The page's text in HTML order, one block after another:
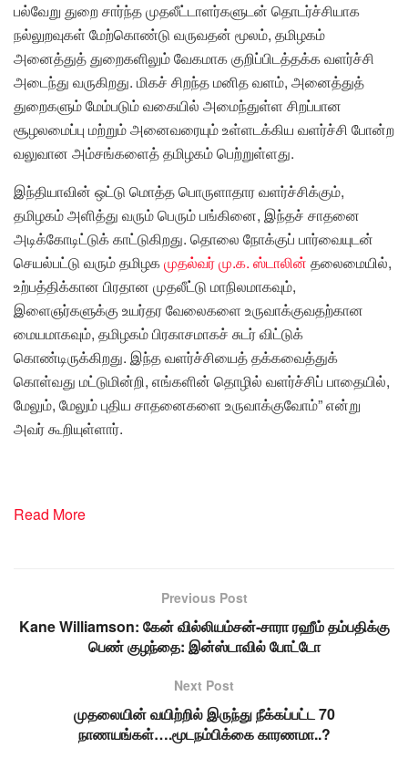
பல்வேறு துறை சார்ந்த முதலீட்டாளர்களுடன் தொடர்ச்சியாக
நல்லுறவுகள் மேற்கொண்டு வருவதன் மூலம், தமிழகம்
அனைத்துத் துறைகளிலும் வேகமாக குறிப்பிடத்தக்க வளர்ச்சி
அடைந்து வருகிறது. மிகச் சிறந்த மனித வளம், அனைத்துத்
துறைகளும் மேம்படும் வகையில் அமைந்துள்ள சிறப்பான
சூழலமைப்பு மற்றும் அனைவரையும் உள்ளடக்கிய வளர்ச்சி போன்ற
வலுவான அம்சங்களைத் தமிழகம் பெற்றுள்ளது.
இந்தியாவின் ஒட்டு மொத்த பொருளாதார வளர்ச்சிக்கும்,
தமிழகம் அளித்து வரும் பெரும் பங்கினை, இந்தச் சாதனை
அடிக்கோடிட்டுக் காட்டுகிறது. தொலை நோக்குப் பார்வையுடன்
செயல்பட்டு வரும் தமிழகமுதல்வர் மு.க. ஸ்டாலின் தலைமையில்,
உற்பத்திக்கான பிரதான முதலீட்டு மாநிலமாகவும்,
இளைஞர்களுக்கு உயர்தர வேலைகளை உருவாக்குவதற்கான
மையமாகவும், தமிழகம் பிரகாசமாகச் சுடர் விட்டுக்
கொண்டிருக்கிறது. இந்த வளர்ச்சியைத் தக்கவைத்துக்
கொள்வது மட்டுமின்றி, எங்களின் தொழில் வளர்ச்சிப் பாதையில்,
மேலும், மேலும் புதிய சாதனைகளை உருவாக்குவோம்” என்று
அவர் கூறியுள்ளார்.
Read More
Previous Post
Kane Williamson: கேன் வில்லியம்சன்-சாரா ரஹீம் தம்பதிக்கு
பெண் குழந்தை: இன்ஸ்டாவில் போட்டோ
Next Post
முதலையின் வயிற்றில் இருந்து நீக்கப்பட்ட 70
நாணயங்கள்….மூடநம்பிக்கை காரணமா..?